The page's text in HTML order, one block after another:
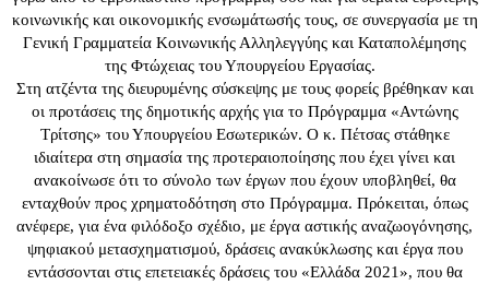
κοινωνικής και οικονομικής ενσωμάτωσής τους, σε συνεργασία με τη
Γενική Γραμματεία Κοινωνικής Αλληλεγγύης και Καταπολέμησης
της Φτώχειας του Υπουργείου Εργασίας.
Στη ατζέντα της διευρυμένης σύσκεψης με τους φορείς βρέθηκαν και
οι προτάσεις της δημοτικής αρχής για το Πρόγραμμα «Αντώνης
Τρίτσης» του Υπουργείου Εσωτερικών. Ο κ. Πέτσας στάθηκε
ιδιαίτερα στη σημασία της προτεραιοποίησης που έχει γίνει και
ανακοίνωσε ότι το σύνολο των έργων που έχουν υποβληθεί, θα
ενταχθούν προς χρηματοδότηση στο Πρόγραμμα. Πρόκειται, όπως
ανέφερε, για ένα φιλόδοξο σχέδιο, με έργα αστικής αναζωογόνησης,
ψηφιακού μετασχηματισμού, δράσεις ανακύκλωσης και έργα που
εντάσσονται στις επετειακές δράσεις του «Ελλάδα 2021», που θα